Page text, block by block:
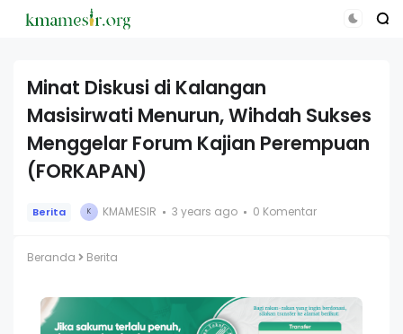
Minat Diskusi di Kalangan
Masisirwati Menurun, Wihdah Sukses
Menggelar Forum Kajian Perempuan
(FORKAPAN)
Berita K KMAMESIR 3 years ago 0 Komentar
Beranda Berita